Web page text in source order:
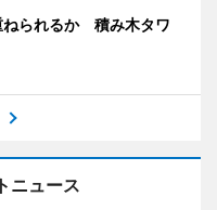
ねられるか 積み木タワ
ニュース